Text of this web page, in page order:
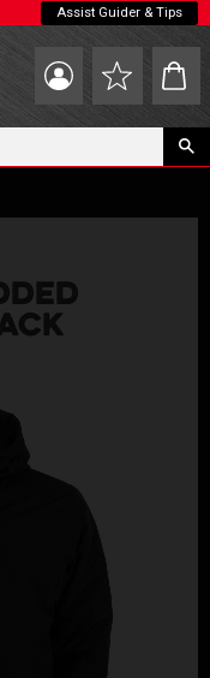
Assist Guider & Tips
Favoriter